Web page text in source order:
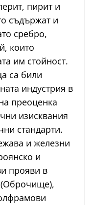
пирит и
съдържат и
сребро,
които
им стойност.
са били
индустрия в
преоценка
изисквания
стандарти.
и железни
и
прояви в
(Оброчище),